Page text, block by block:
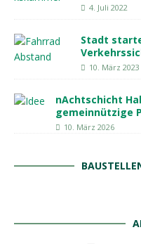
4. Juli 2022
Stadt
10. März 2023
nAchtschicht
gemeinnützige
10. März 2026